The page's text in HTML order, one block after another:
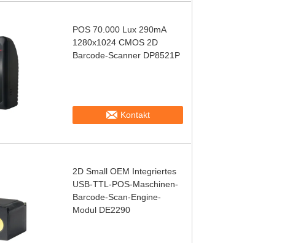
POS 70.000 Lux 290mA
1280x1024 CMOS 2D
Barcode-Scanner DP8521P
Kontakt
2D Small OEM Integriertes
USB-TTL-POS-Maschinen-
Barcode-Scan-Engine-
Modul DE2290